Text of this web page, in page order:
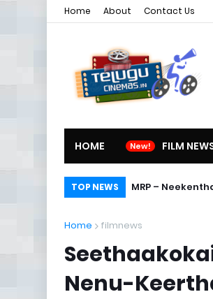
Home About Contact Us
HOME FILM
TOP NEWS MRP –
Home filmnews
Nenu-